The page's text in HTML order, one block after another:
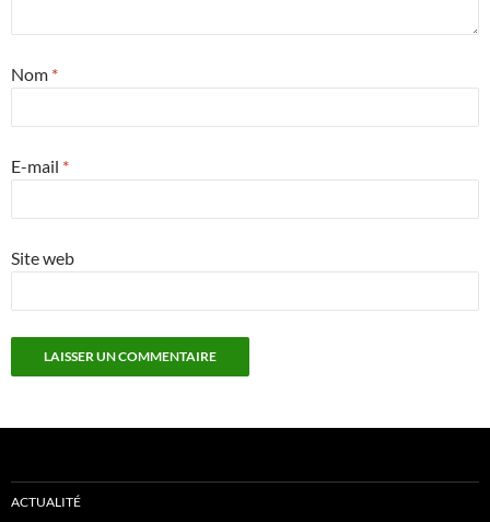
Nom *
E-mail *
Site web
ACTUALITÉ